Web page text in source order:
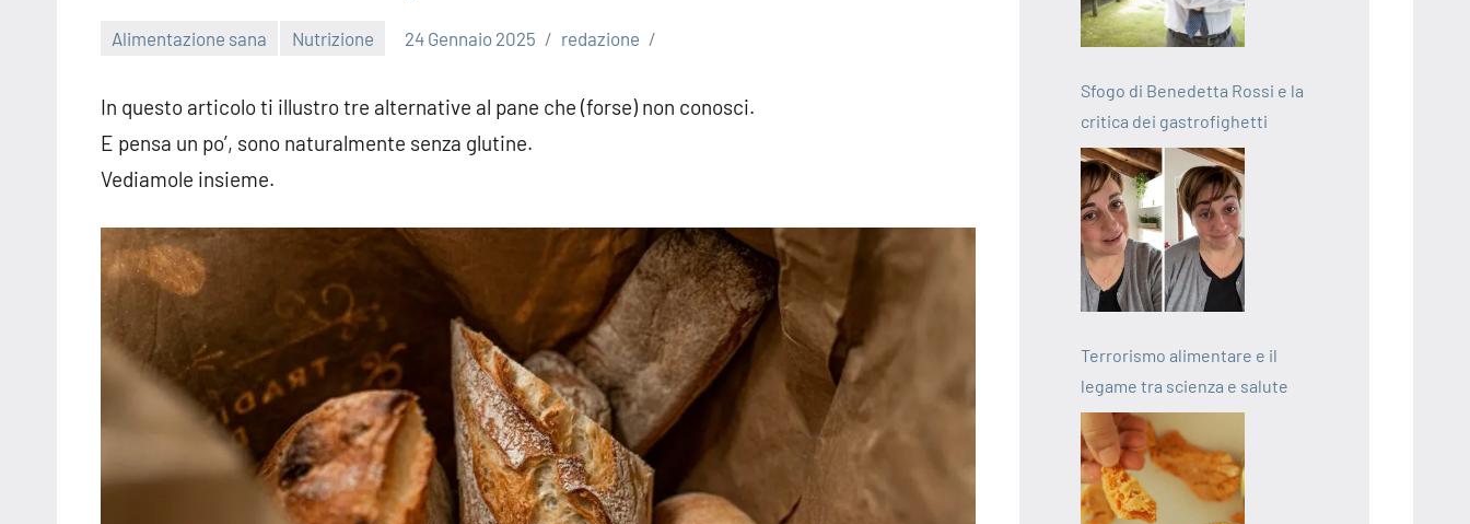
Alimentazione sana Nutrizione 24 Gennaio 2025 redazione
In questo articolo ti illustro tre alternative al pane che (forse) non conosci.
E pensa un po’, sono naturalmente senza glutine.
Vediamole insieme.
Sfogo di Benedetta Rossi e la
critica dei gastrofighetti
Terrorismo alimentare e il
legame tra scienza e salute